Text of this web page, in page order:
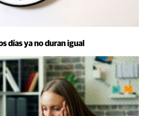
días ya no duran igual